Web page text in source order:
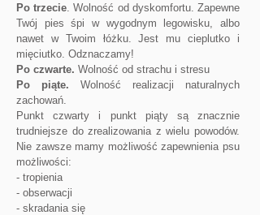
Po trzecie. Wolność od dyskomfortu. Zapewne
Twój pies śpi w wygodnym legowisku, albo
nawet w Twoim łóżku. Jest mu cieplutko i
mięciutko. Odznaczamy!
Po czwarte. Wolność od strachu i stresu
Po piąte. Wolność realizacji naturalnych
zachowań.
Punkt czwarty i punkt piąty są znacznie
trudniejsze do zrealizowania z wielu powodów.
Nie zawsze mamy możliwość zapewnienia psu
możliwości:
- tropienia
- obserwacji
- skradania się